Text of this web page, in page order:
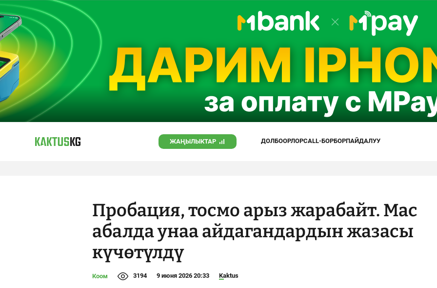
ЖАҢЫЛЫКТАР ДОЛБООРЛОРCALL-БОРБОРПАЙДАЛУУ
Пробация, тосмо арыз жарабайт. Мас
абалда унаа айдагандардын жазасы
күчөтүлдү
Коом 3194 9 июня 2026 20:33 Kaktus